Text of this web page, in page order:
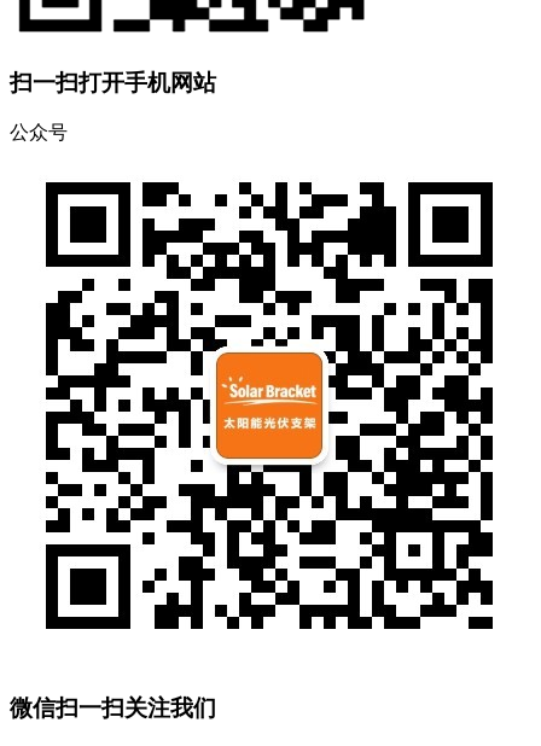
扫一扫打开手机网站
公众号
微信扫一扫关注我们